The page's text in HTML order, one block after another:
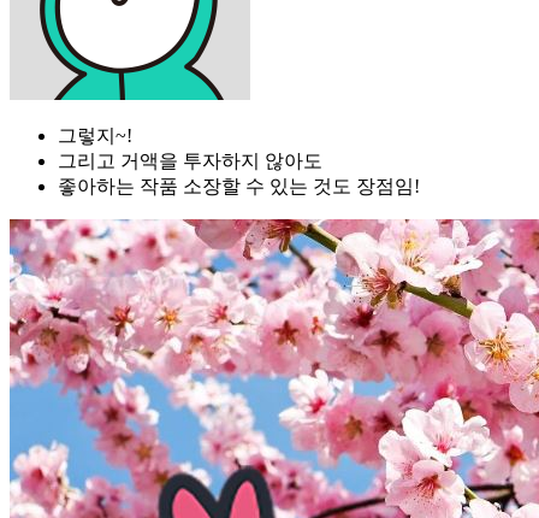
그렇지~!
그리고 거액을 투자하지 않아도
좋아하는 작품 소장할 수 있는 것도 장점임!